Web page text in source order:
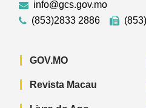
info@gcs.gov.mo
(853)2833 2886
GOV.MO
Revista Macau